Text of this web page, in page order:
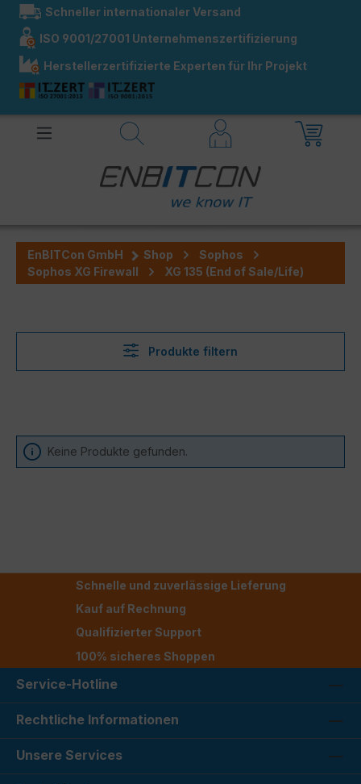
springen
Schneller internationaler Versand
ISO 9001/27001 Unternehmenszertifizierung
Herstellerzertifizierte Experten für Ihr Projekt
EnBITCon GmbH Shop
Sophos
Sophos XG Firewall
XG 135 (End of Sale/Life)
Produkte filtern
Keine Produkte gefunden.
Schnelle und zuverlässige Lieferung
Kauf auf Rechnung
Qualifizierter Support
100% sicheres Shoppen
Service-Hotline
Rechtliche Informationen
Unsere Services